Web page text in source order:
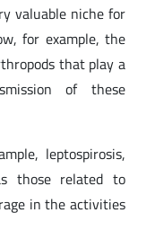
valuable niche for
for example, the
that play a
of these
leptospirosis,
those related to
in the activities